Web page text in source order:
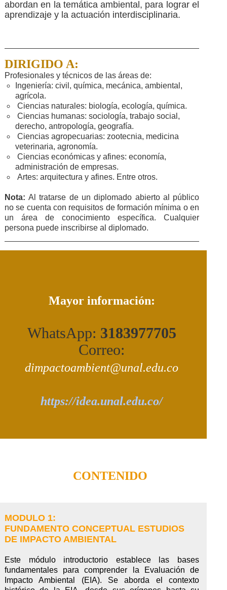
abordan en la temática ambiental, para lograr el
aprendizaje y la actuación interdisciplinaria.
DIRIGIDO A:
Profesionales y técnicos de las áreas de:
Ingeniería: civil, química, mecánica, ambiental,
agrícola.
Ciencias naturales: biología, ecología, química.
Ciencias humanas: sociología, trabajo social,
derecho, antropología, geografía.
Ciencias agropecuarias: zootecnia, medicina
veterinaria, agronomía.
Ciencias económicas y afines: economía,
administración de empresas.
Artes: arquitectura y afines. Entre otros.
Nota:Al tratarse de un diplomado abierto al público
no se cuenta con requisitos de formación mínima o en
un área de conocimiento específica. Cualquier
persona puede inscribirse al diplomado.
Mayor información:
WhatsApp: 3183977705
Correo:
dimpactoambient@unal.edu.co
https://idea.unal.edu.co/
CONTENIDO
MODULO 1:
FUNDAMENTO CONCEPTUAL ESTUDIOS
DE IMPACTO AMBIENTAL
Este módulo introductorio establece las bases
fundamentales para comprender la Evaluación de
Impacto Ambiental (EIA). Se aborda el contexto